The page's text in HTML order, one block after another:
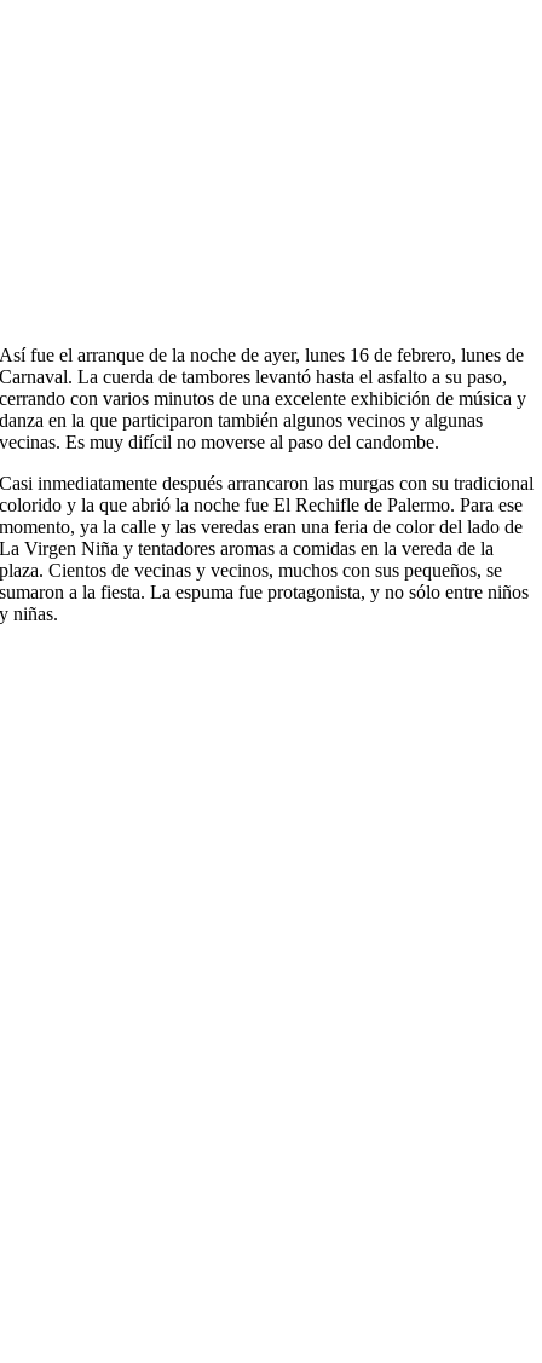
Así fue el arranque de la noche de ayer, lunes 16 de febrero, lunes de
Carnaval. La cuerda de tambores levantó hasta el asfalto a su paso,
cerrando con varios minutos de una excelente exhibición de música y
danza en la que participaron también algunos vecinos y algunas
vecinas. Es muy difícil no moverse al paso del candombe.
Casi inmediatamente después arrancaron las murgas con su tradicional
colorido y la que abrió la noche fue El Rechifle de Palermo. Para ese
momento, ya la calle y las veredas eran una feria de color del lado de
La Virgen Niña y tentadores aromas a comidas en la vereda de la
plaza. Cientos de vecinas y vecinos, muchos con sus pequeños, se
sumaron a la fiesta. La espuma fue protagonista, y no sólo entre niños
y niñas.